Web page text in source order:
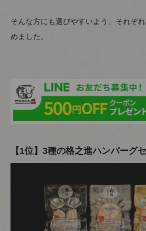
そんな方にも選びやすいよう、それぞ
めました。
【1位】3種の格之進ハンバーグ